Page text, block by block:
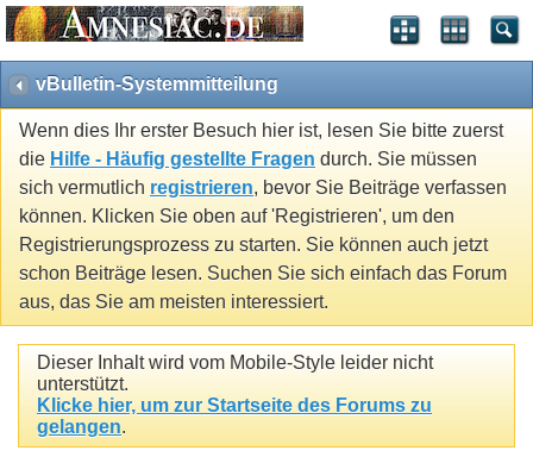
vBulletin-Systemmitteilung
Wenn dies Ihr erster Besuch hier ist, lesen Sie bitte zuerst
die Hilfe - Häufig gestellte Fragen durch. Sie müssen
sich vermutlich registrieren, bevor Sie Beiträge verfassen
können. Klicken Sie oben auf 'Registrieren', um den
Registrierungsprozess zu starten. Sie können auch jetzt
schon Beiträge lesen. Suchen Sie sich einfach das Forum
aus, das Sie am meisten interessiert.
Dieser Inhalt wird vom Mobile-Style leider nicht
unterstützt.
Klicke hier, um zur Startseite des Forums zu
gelangen.